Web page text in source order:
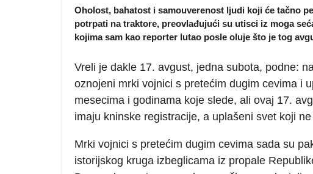
Oholost, bahatost i samouverenost ljudi koji će tačno
potrpati na traktore, preovlađujući su utisci iz moga
kojima sam kao reporter lutao posle oluje što je tog
Vreli je dakle 17. avgust, jedna subota, podne:
oznojeni mrki vojnici s pretećim dugim cevima i
mesecima i godinama koje slede, ali ovaj 17.
imaju kninske registracije, a uplašeni svet koji
Mrki vojnici s pretećim dugim cevima sada su
istorijskog kruga izbeglicama iz propale